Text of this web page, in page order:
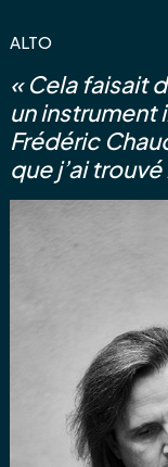
ALTO
« Cela faisait
un instrument
Frédéric
que j’ai